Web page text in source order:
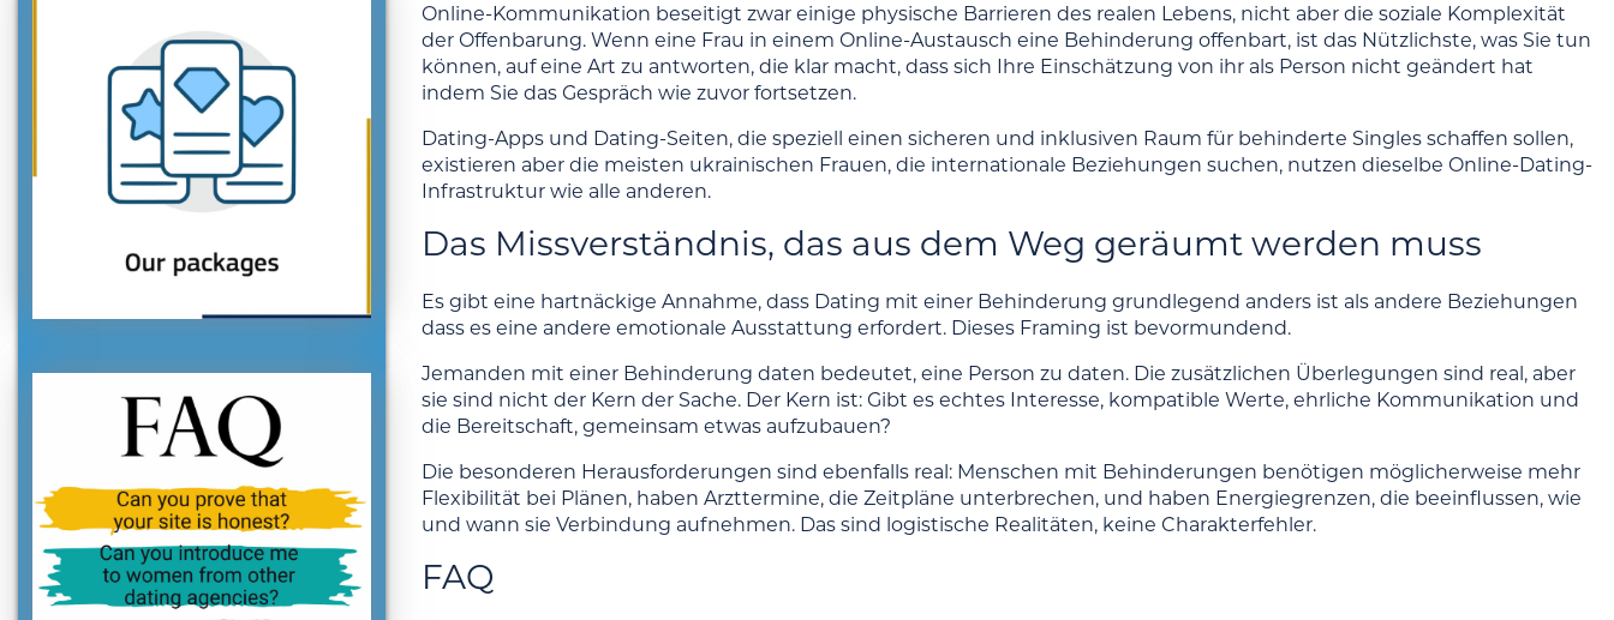
Online-Kommunikation beseitigt zwar einige physische Barrieren des realen Lebens, nicht aber die soziale Komplexität
der Offenbarung. Wenn eine Frau in einem Online-Austausch eine Behinderung offenbart, ist das Nützlichste, was Sie tun
können, auf eine Art zu antworten, die klar macht, dass sich Ihre Einschätzung von ihr als Person nicht geändert hat
indem Sie das Gespräch wie zuvor fortsetzen.
Dating-Apps und Dating-Seiten, die speziell einen sicheren und inklusiven Raum für behinderte Singles schaffen sollen,
existieren aber die meisten ukrainischen Frauen, die internationale Beziehungen suchen, nutzen dieselbe Online-Dating-
Infrastruktur wie alle anderen.
Das Missverständnis, das aus dem Weg geräumt werden muss
Es gibt eine hartnäckige Annahme, dass Dating mit einer Behinderung grundlegend anders ist als andere Beziehungen
dass es eine andere emotionale Ausstattung erfordert. Dieses Framing ist bevormundend.
Jemanden mit einer Behinderung daten bedeutet, eine Person zu daten. Die zusätzlichen Überlegungen sind real, aber
sie sind nicht der Kern der Sache. Der Kern ist: Gibt es echtes Interesse, kompatible Werte, ehrliche Kommunikation und
die Bereitschaft, gemeinsam etwas aufzubauen?
Die besonderen Herausforderungen sind ebenfalls real: Menschen mit Behinderungen benötigen möglicherweise mehr
Flexibilität bei Plänen, haben Arzttermine, die Zeitpläne unterbrechen, und haben Energiegrenzen, die beeinflussen, wie
und wann sie Verbindung aufnehmen. Das sind logistische Realitäten, keine Charakterfehler.
FAQ